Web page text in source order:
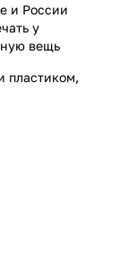
и России
у
вещь
пластиком,